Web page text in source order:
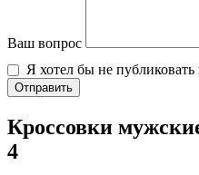
Ваш вопрос
Я хотел бы не публиковать
Отправить
Кроссовки
4